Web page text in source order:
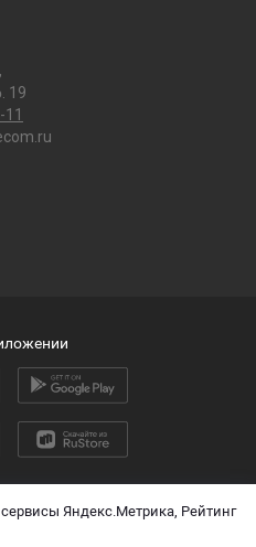
Яндекс.Метрика, Рейтинг
19